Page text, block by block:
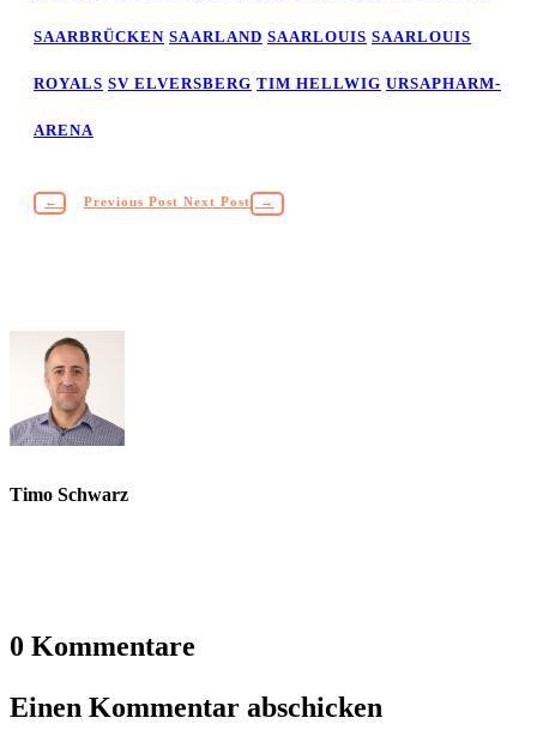
SAARBRÜCKEN SAARLAND SAARLOUIS SAARLOUIS
ROYALS SV ELVERSBERG TIM HELLWIG URSAPHARM-
ARENA
← Previous Post Next Post →
Timo Schwarz
0 Kommentare
Einen Kommentar abschicken